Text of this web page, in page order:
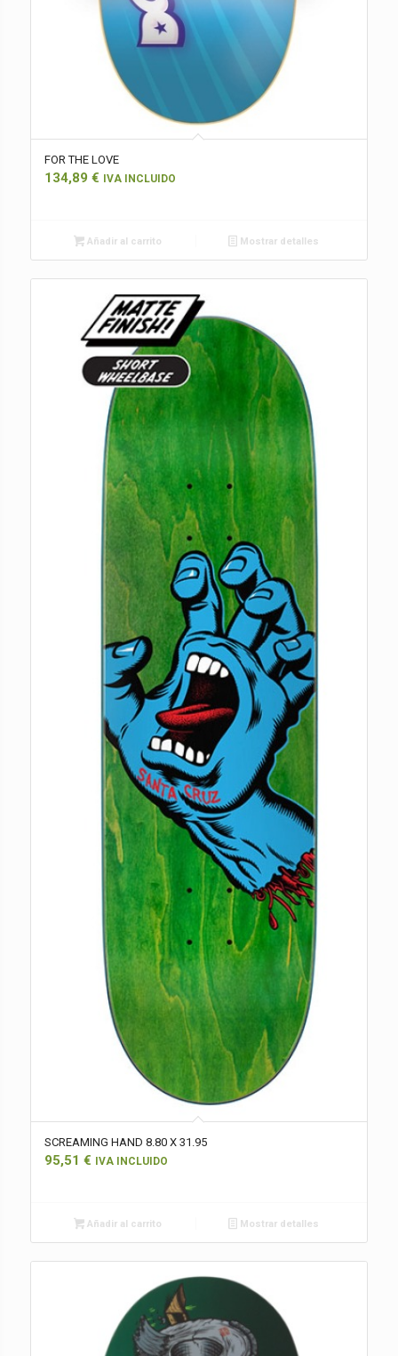
FOR THE LOVE
134,89 € IVA INCLUIDO
Añadir al carrito Mostrar detalles
SCREAMING HAND 8.80 X 31.95
95,51 € IVA INCLUIDO
Añadir al carrito Mostrar detalles